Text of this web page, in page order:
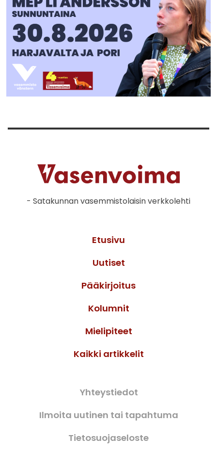
- Satakunnan vasemmistolaisin verkkolehti
Etusivu
Uutiset
Pääkirjoitus
Kolumnit
Mielipiteet
Kaikki artikkelit
Yhteystiedot
Ilmoita uutinen tai tapahtuma
Tietosuojaseloste